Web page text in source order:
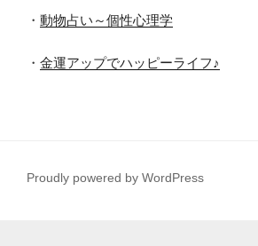
・ 動物占い～個性心理学
・ 金運アップでハッピーライフ♪
Proudly powered by WordPress